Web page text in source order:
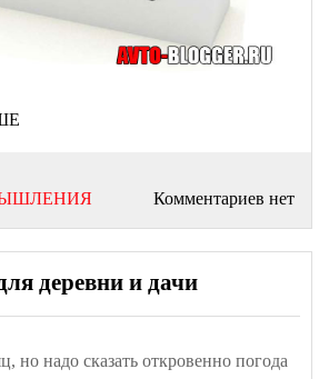
Комментариев нет
деревни и дачи
но надо сказать откровенно погода